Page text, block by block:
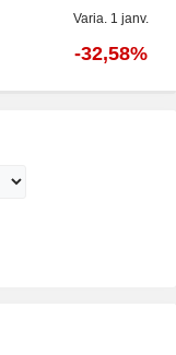
Varia. 1 janv.
-32,58%